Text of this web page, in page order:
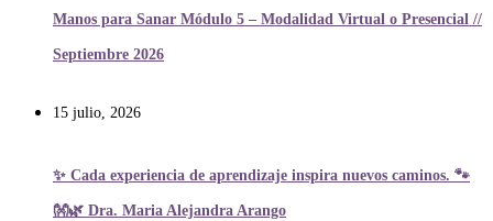
Manos para Sanar Módulo 5 – Modalidad Virtual o Presencial //
Septiembre 2026
15 julio, 2026
✨ Cada experiencia de aprendizaje inspira nuevos caminos. 🐾
👐🌿 Dra. Maria Alejandra Arango